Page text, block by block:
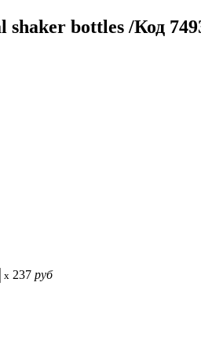
bottles /Код
x 237 руб